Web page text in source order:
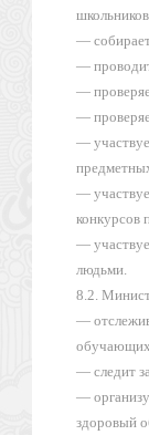
—
—
—
—
—
—
конкурсов
—
людьми.
8.2.
—
— следит
—
здоровый